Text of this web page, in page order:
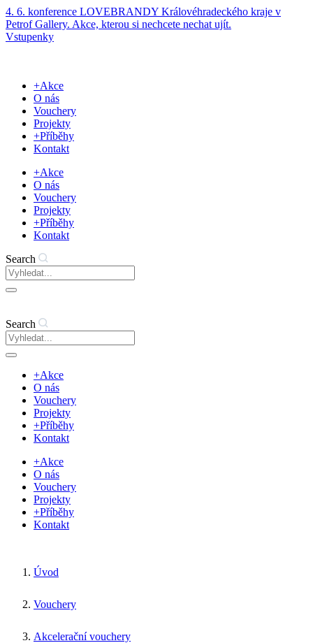
Přejít
k
obsahu
4. 6. konference LOVEBRANDY Královéhradeckého kraje v
Petrof Gallery. Akce, kterou si nechcete nechat ujít.
Vstupenky
+Akce
O nás
Vouchery
Projekty
+Příběhy
Kontakt
+Akce
O nás
Vouchery
Projekty
+Příběhy
Kontakt
Search
Search
+Akce
O nás
Vouchery
Projekty
+Příběhy
Kontakt
+Akce
O nás
Vouchery
Projekty
+Příběhy
Kontakt
Úvod
Vouchery
Akcelerační vouchery